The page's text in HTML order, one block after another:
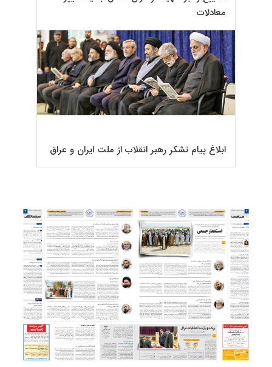
معادلات
ابلاغ پیام تشکر رهبر انقلاب از ملت ایران و عراق